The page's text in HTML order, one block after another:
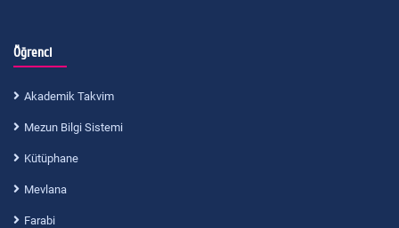
Öğrenci
Akademik Takvim
Mezun Bilgi Sistemi
Kütüphane
Mevlana
Farabi